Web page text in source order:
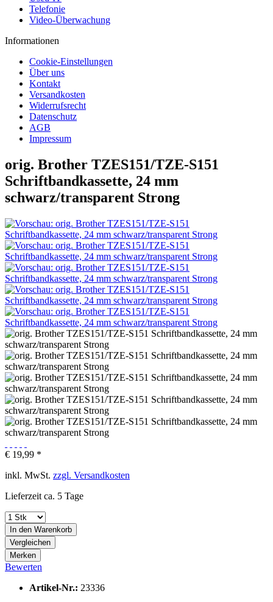
Telefonie
Video-Überwachung
Informationen
Cookie-Einstellungen
Über uns
Kontakt
Versandkosten
Widerrufsrecht
Datenschutz
AGB
Impressum
orig. Brother TZES151/TZE-S151
Schriftbandkassette, 24 mm
schwarz/transparent Strong
€ 19,99 *
inkl. MwSt. zzgl. Versandkosten
Lieferzeit ca. 5 Tage
In den Warenkorb
Vergleichen
Merken
Bewerten
Artikel-Nr.: 23336